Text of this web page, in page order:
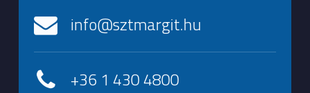
info@sztmargit.hu
+36 1 430 4800